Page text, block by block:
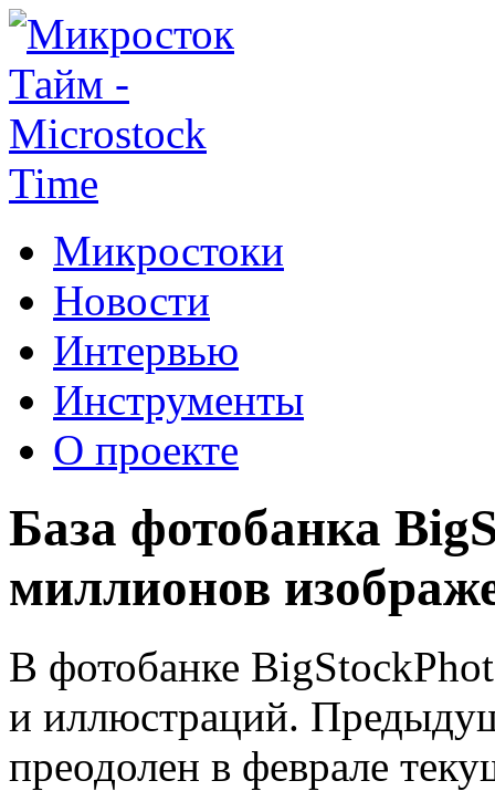
Микростоки
Новости
Интервью
Инструменты
О проекте
База фотобанка
миллионов
В фотобанке
и иллюстраций.
преодолен в феврале